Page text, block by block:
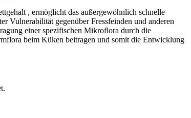
, ermöglicht das außergewöhnlich schnelle
Vulnerabilität gegenüber Fressfeinden und anderen
einer spezifischen Mikroflora durch die
beim Küken beitragen und somit die Entwicklung